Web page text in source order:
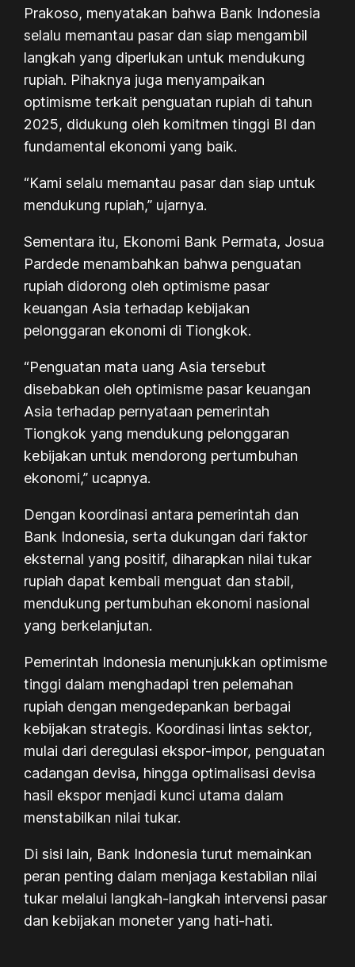
Prakoso, menyatakan bahwa Bank Indonesia
selalu memantau pasar dan siap mengambil
langkah yang diperlukan untuk mendukung
rupiah. Pihaknya juga menyampaikan
optimisme terkait penguatan rupiah di tahun
2025, didukung oleh komitmen tinggi BI dan
fundamental ekonomi yang baik.
“Kami selalu memantau pasar dan siap untuk
mendukung rupiah,” ujarnya.
Sementara itu, Ekonomi Bank Permata, Josua
Pardede menambahkan bahwa penguatan
rupiah didorong oleh optimisme pasar
keuangan Asia terhadap kebijakan
pelonggaran ekonomi di Tiongkok.
“Penguatan mata uang Asia tersebut
disebabkan oleh optimisme pasar keuangan
Asia terhadap pernyataan pemerintah
Tiongkok yang mendukung pelonggaran
kebijakan untuk mendorong pertumbuhan
ekonomi,” ucapnya.
Dengan koordinasi antara pemerintah dan
Bank Indonesia, serta dukungan dari faktor
eksternal yang positif, diharapkan nilai tukar
rupiah dapat kembali menguat dan stabil,
mendukung pertumbuhan ekonomi nasional
yang berkelanjutan.
Pemerintah Indonesia menunjukkan optimisme
tinggi dalam menghadapi tren pelemahan
rupiah dengan mengedepankan berbagai
kebijakan strategis. Koordinasi lintas sektor,
mulai dari deregulasi ekspor-impor, penguatan
cadangan devisa, hingga optimalisasi devisa
hasil ekspor menjadi kunci utama dalam
menstabilkan nilai tukar.
Di sisi lain, Bank Indonesia turut memainkan
peran penting dalam menjaga kestabilan nilai
tukar melalui langkah-langkah intervensi pasar
dan kebijakan moneter yang hati-hati.